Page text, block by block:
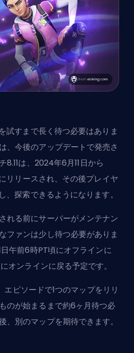
試すまで長く待つ必要はありま
、今後のアップデートで発売さ
8.11は、2024年6月11日から
リリースされ、その後プレイヤ
探索できるようになります。
れる前にサーバーがメンテナン
ファンは少し待つ必要がありま
午前6時PT頃にオフラインに
オンラインに戻る予定です。
エピソードで1つのマップをリリ
のが始まるまで約6ヶ月待つ必
、別のマップを期待できます。